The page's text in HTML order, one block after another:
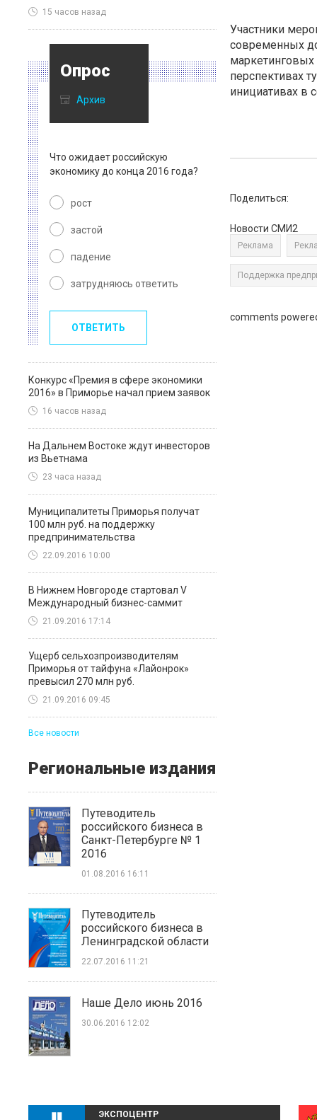
15 часов назад
Опрос
Архив
Что ожидает российскую
экономику до конца 2016 года?
рост
застой
падение
затрудняюсь ответить
ОТВЕТИТЬ
Конкурс «Премия в сфере экономики
2016» в Приморье начал прием заявок
16 часов назад
На Дальнем Востоке ждут инвесторов
из Вьетнама
23 часа назад
Муниципалитеты Приморья получат
100 млн руб. на поддержку
предпринимательства
22.09.2016 10:00
В Нижнем Новгороде стартовал V
Международный бизнес-саммит
21.09.2016 17:14
Ущерб сельхозпроизводителям
Приморья от тайфуна «Лайонрок»
превысил 270 млн руб.
21.09.2016 09:45
Все новости
Региональные издания
Путеводитель
российского бизнеса в
Санкт-Петербурге № 1
2016
01.08.2016 16:11
Путеводитель
российского бизнеса в
Ленинградской области
22.07.2016 11:21
Наше Дело июнь 2016
30.06.2016 12:02
Участники
современных
перспективах
инициативах в
Поделиться:
Новости СМИ2
Реклама
Поддержка
comments
ЭКСПОЦЕНТР